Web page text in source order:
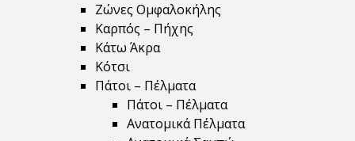
Ζώνες Ομφαλοκήλης
Καρπός – Πήχης
Κάτω Άκρα
Κότσι
Πάτοι – Πέλματα
Πάτοι – Πέλματα
Ανατομικά Πέλματα